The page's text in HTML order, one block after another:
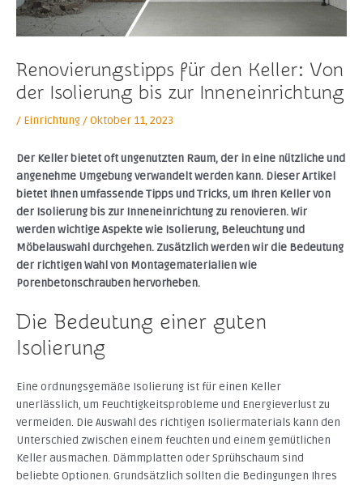
Renovierungstipps für den Keller: Von
der Isolierung bis zur Inneneinrichtung
/ Einrichtung/Oktober 11, 2023
Der Keller bietet oft ungenutzten Raum, der in eine nützliche und
angenehme Umgebung verwandelt werden kann. Dieser Artikel
bietet Ihnen umfassende Tipps und Tricks, um Ihren Keller von
der Isolierung bis zur Inneneinrichtung zu renovieren. Wir
werden wichtige Aspekte wie Isolierung, Beleuchtung und
Möbelauswahl durchgehen. Zusätzlich werden wir die Bedeutung
der richtigen Wahl von Montagematerialien wie
Porenbetonschrauben hervorheben.
Die Bedeutung einer guten
Isolierung
Eine ordnungsgemäße Isolierung ist für einen Keller
unerlässlich, um Feuchtigkeitsprobleme und Energieverlust zu
vermeiden. Die Auswahl des richtigen Isoliermaterials kann den
Unterschied zwischen einem feuchten und einem gemütlichen
Keller ausmachen. Dämmplatten oder Sprühschaum sind
beliebte Optionen. Grundsätzlich sollten die Bedingungen Ihres